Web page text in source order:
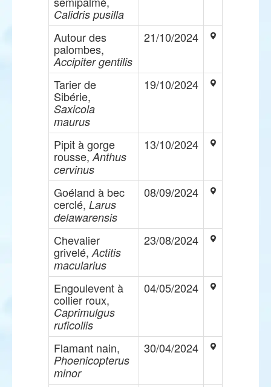
Calidris pusilla
Autour des
palombes,
Accipiter gentilis
21/10/2024
Tarier de
Sibérie,
Saxicola
maurus
19/10/2024
Pipit à gorge
rousse,Anthus
cervinus
13/10/2024
Goéland à bec
cerclé, Larus
delawarensis
08/09/2024
Chevalier
grivelé, Actitis
macularius
23/08/2024
Engoulevent à
collier roux,
Caprimulgus
ruficollis
04/05/2024
Flamant nain,
Phoenicopterus
minor
30/04/2024